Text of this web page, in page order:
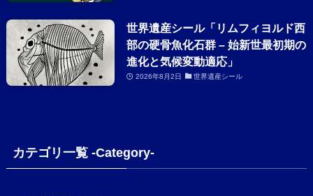
世界遺産シール「リムフィヨルド西
部の硬骨魚化石群 – 始新世最初期の
進化と気候変動適応」
2026年8月2日 世界遺産シール
カテゴリ一覧 -Category-